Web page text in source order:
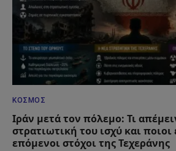
ΚΌΣΜΟΣ
Ιράν μετά τον πόλεμο: Τι
στρατιωτική του ισχύ και ποιοι
επόμενοι στόχοι της Τεχεράνης